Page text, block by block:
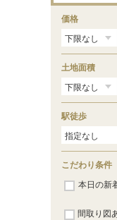
宝栄町（1
若草町（1
若葉町
女の都（1
上銭座町
西山
三原（1）
価格
土地面積
駅徒歩
こだわり条件
本日の新
間取り図